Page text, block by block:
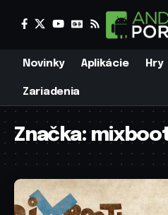
Novinky Aplikácie Hry
Zariadenia
Značka: